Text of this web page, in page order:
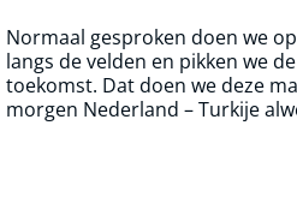
Normaal gesproken doen we
langs de velden en pikken we
toekomst. Dat doen we deze
morgen Nederland – Turkije
staat gaan we ook even